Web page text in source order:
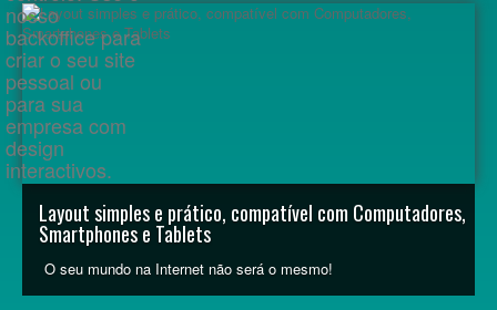
Layout simples e prático, compatível com Computadores,
Smartphones e Tablets
O seu mundo na Internet não será o mesmo!